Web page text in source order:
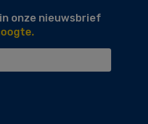
onze nieuwsbrief